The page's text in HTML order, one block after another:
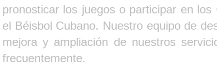
pronosticar los juegos o participar en
el Béisbol Cubano. Nuestro equipo de
mejora y ampliación de nuestros
frecuentemente.